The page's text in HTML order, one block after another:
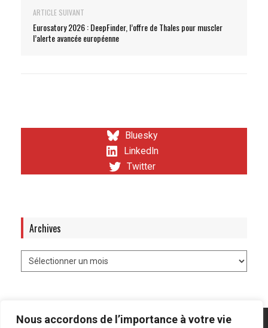
Nous accordons de l’importance à votre vie
ARTICLE SUIVANT
Eurosatory 2026 : DeepFinder, l’offre de Thales pour muscler
l’alerte avancée européenne
Bluesky
LinkedIn
Twitter
Archives